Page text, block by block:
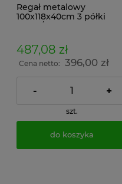
Regał metalowy
100x118x40cm 3 półki
150kg/p malowany
dokumenty w archiwum i
do magazynu
487,08 zł
Cena netto: 396,00 zł
- +
szt.
do koszyka